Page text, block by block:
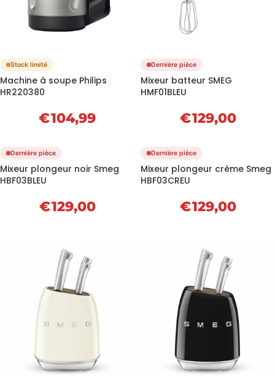
Stock limité
Machine à soupe Philips
HR220380
€104,99
Dernière pièce
Mixeur batteur SMEG
HMF01BLEU
€129,00
Dernière pièce
Mixeur plongeur noir Smeg
HBF03BLEU
€129,00
Dernière pièce
Mixeur plongeur crème Smeg
HBF03CREU
€129,00